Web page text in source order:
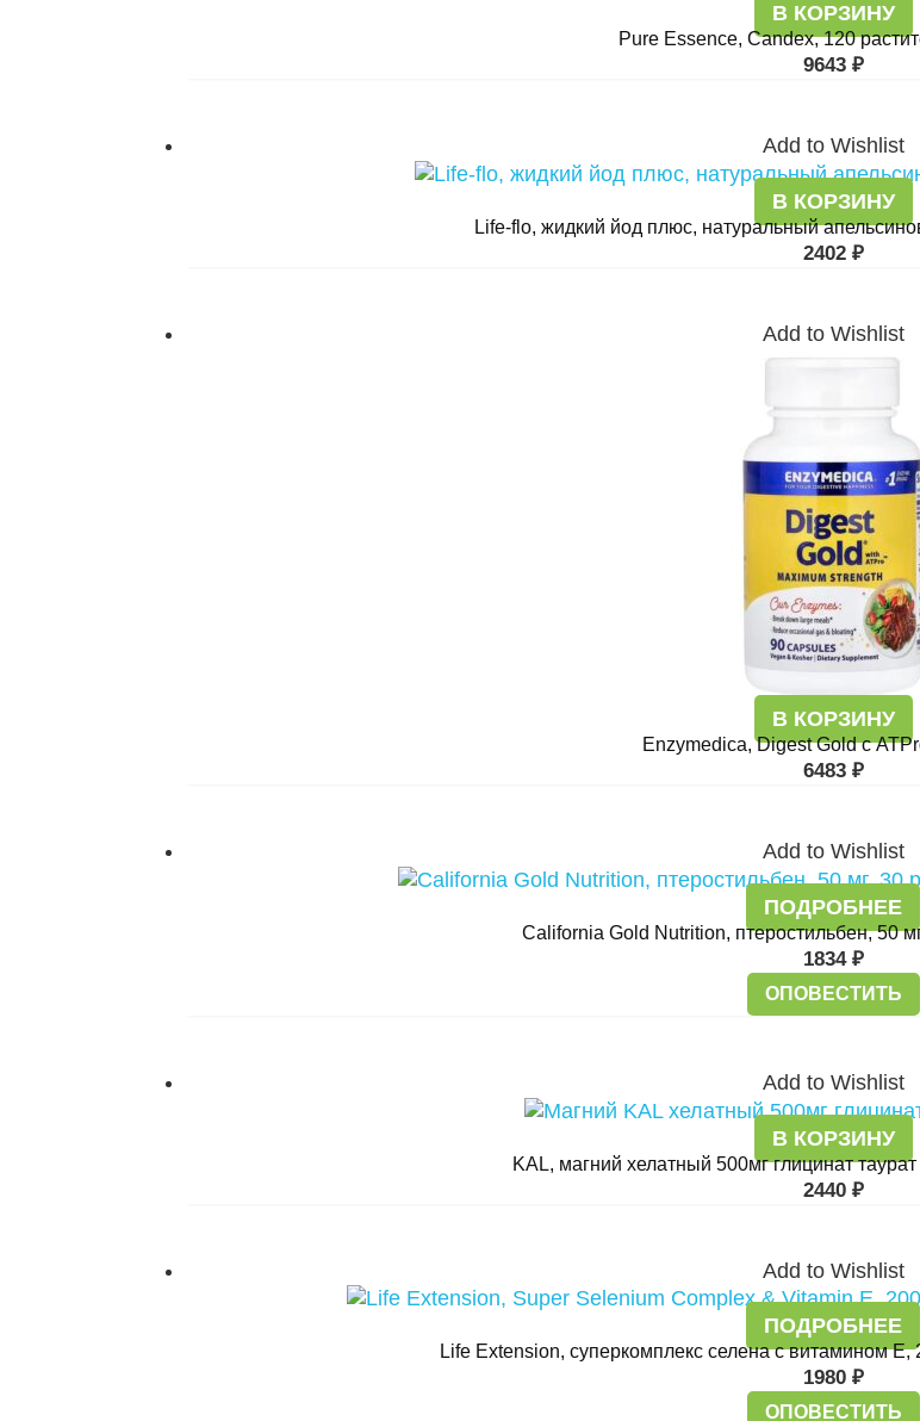
В КОРЗИНУ
Pure Essence, Candex, 120
9643 ₽
Add to Wishlist
В КОРЗИНУ
Life-flo, жидкий йод плюс, натуральный
2402 ₽
Add to Wishlist
В КОРЗИНУ
Enzymedica, Digest Gold с
6483 ₽
Add to Wishlist
ПОДРОБНЕЕ
California Gold Nutrition, птеростильбен, 50
1834 ₽
ОПОВЕСТИТЬ
Add to Wishlist
В КОРЗИНУ
KAL, магний хелатный 500мг глицинат таурат
2440 ₽
Add to Wishlist
ПОДРОБНЕЕ
Life Extension, суперкомплекс селена с витамином E,
1980 ₽
ОПОВЕСТИТЬ